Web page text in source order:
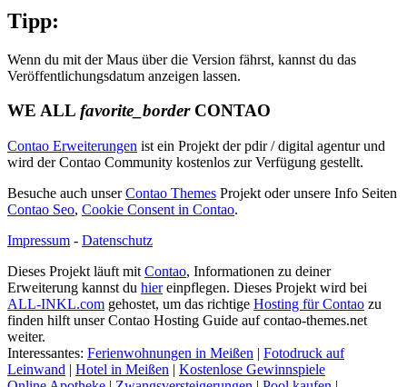
Tipp:
Wenn du mit der Maus über die Version fährst, kannst du das
Veröffentlichungsdatum anzeigen lassen.
WE ALL favorite_borderCONTAO
Contao Erweiterungen ist ein Projekt der pdir / digital agentur und
wird der Contao Community kostenlos zur Verfügung gestellt.
Besuche auch unserContao Themes Projekt oder unsere Info Seiten
Contao Seo, Cookie Consent in Contao.
Impressum - Datenschutz
Dieses Projekt läuft mit Contao, Informationen zu deiner
Erweiterung kannst du hiereinpflegen. Dieses Projekt wird bei
ALL-INKL.com gehostet, um das richtige Hosting für Contao zu
finden hilft unser Contao Hosting Guide auf contao-themes.net
weiter.
Interessantes: Ferienwohnungen in Meißen | Fotodruck auf
Leinwand | Hotel in Meißen | Kostenlose Gewinnspiele